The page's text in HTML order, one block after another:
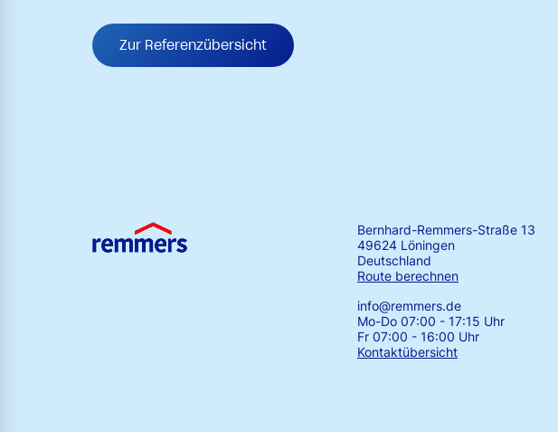
Zur Referenzübersicht
Bernhard-Remmers-Straße 13
49624 Löningen
Deutschland
Route berechnen
info@remmers.de
Mo-Do 07:00 - 17:15 Uhr
Fr 07:00 - 16:00 Uhr
Kontaktübersicht